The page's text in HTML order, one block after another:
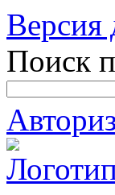
Версия
Поиск